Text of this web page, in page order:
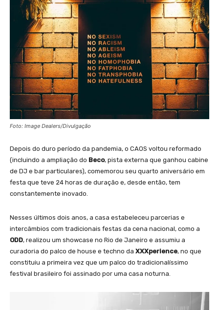
Foto: Image Dealers/Divulgação
Depois do duro período da pandemia, o CAOS voltou reformado
(incluindo a ampliação do Beco, pista externa que ganhou cabine
de DJ e bar particulares), comemorou seu quarto aniversário em
festa que teve 24 horas de duração e, desde então, tem
constantemente inovado.
Nesses últimos dois anos, a casa estabeleceu parcerias e
intercâmbios com tradicionais festas da cena nacional, como a
ODD, realizou um showcase no Rio de Janeiro e assumiu a
curadoria do palco de house e techno da XXXperience, no que
constituiu a primeira vez que um palco do tradicionalíssimo
festival brasileiro foi assinado por uma casa noturna.